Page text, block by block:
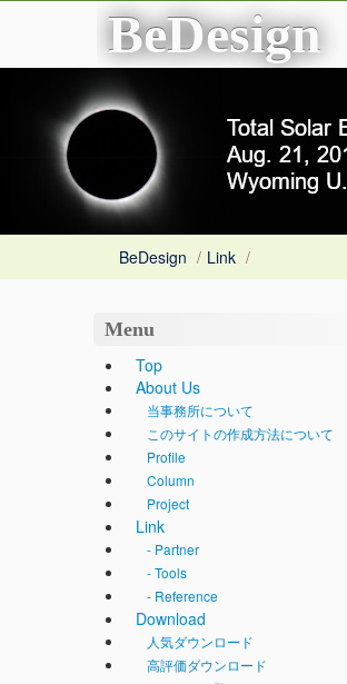
BeDesign
BeDesign / Link /
Menu
Top
About Us
当事務所について
このサイトの作成方法について
Profile
Column
Project
Link
- Partner
- Tools
- Reference
Download
人気ダウンロード
高評価ダウンロード